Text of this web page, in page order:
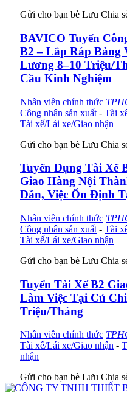
Gửi cho bạn bè Lưu Chia
BAVICO Tuyển
B2 – Lắp Ráp Bảng
Lương 8–10 Triệu/
Cầu Kinh Nghiệm
Nhân viên chính thức
Công nhân sản xuất - Tài
Tài xế/Lái xe/Giao nhận
Gửi cho bạn bè Lưu Chia
Tuyển Dụng Tài Xế
Giao Hàng Nội
Dẫn, Việc Ổn Định
Nhân viên chính thức
Công nhân sản xuất - Tài
Tài xế/Lái xe/Giao nhận
Gửi cho bạn bè Lưu Chia
Tuyển Tài Xế B2
Làm Việc Tại Củ
Triệu/Tháng
Nhân viên chính thức
Tài xế/Lái xe/Giao nhận -
nhận
Gửi cho bạn bè Lưu Chia